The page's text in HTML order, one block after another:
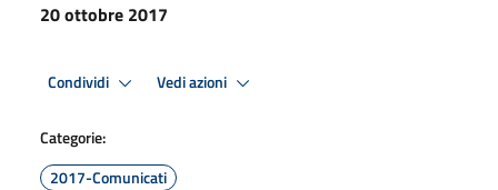
20 ottobre 2017
Condividi Vedi azioni
Categorie:
2017-Comunicati